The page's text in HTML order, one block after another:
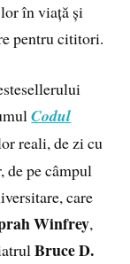
în viață și
pentru cititori.
Codul
reali, de zi cu
de pe câmpul
care
Winfrey,
Bruce D.